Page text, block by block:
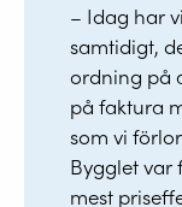
– Idag har
samtidigt,
ordning på
på faktura
som vi
Bygglet var
mest